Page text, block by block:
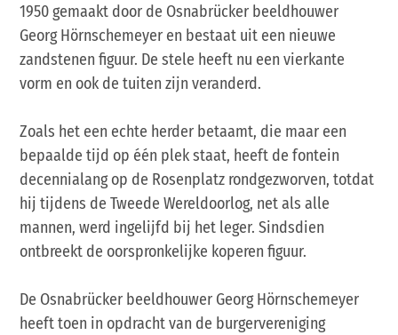
1950 gemaakt door de Osnabrücker beeldhouwer
Georg Hörnschemeyer en bestaat uit een nieuwe
zandstenen figuur. De stele heeft nu een vierkante
vorm en ook de tuiten zijn veranderd.
Zoals het een echte herder betaamt, die maar een
bepaalde tijd op één plek staat, heeft de fontein
decennialang op de Rosenplatz rondgezworven, totdat
hij tijdens de Tweede Wereldoorlog, net als alle
mannen, werd ingelijfd bij het leger. Sindsdien
ontbreekt de oorspronkelijke koperen figuur.
De Osnabrücker beeldhouwer Georg Hörnschemeyer
heeft toen in opdracht van de burgervereniging